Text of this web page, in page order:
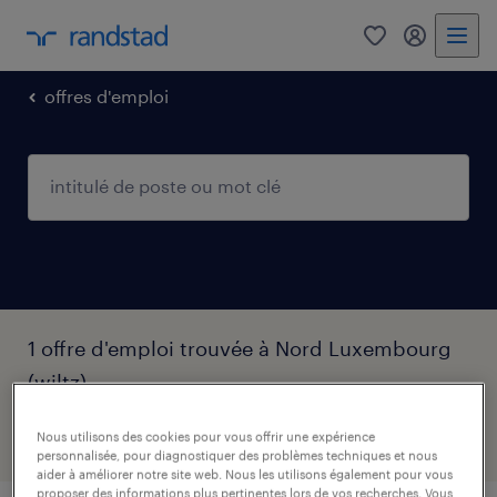
0 my
offres d'emploi
1 offre d'emploi trouvée à Nord Luxembourg
(wiltz)
filtre 1
Nous utilisons des cookies pour vous offrir une expérience
personnalisée, pour diagnostiquer des problèmes techniques et nous
aider à améliorer notre site web. Nous les utilisons également pour vous
proposer des informations plus pertinentes lors de vos recherches. Vous